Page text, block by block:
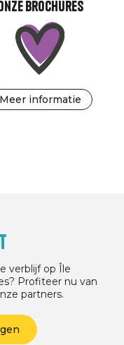
brochures
Meer informatie
verblijf op Île
Profiteer nu van
partners.